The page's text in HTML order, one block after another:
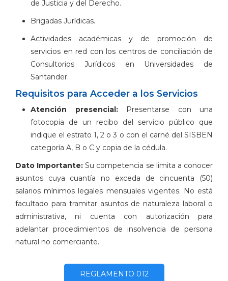
de Justicia y del Derecho.
Brigadas Jurídicas.
Actividades académicas y de promoción de
servicios en red con los centros de conciliación de
Consultorios Jurídicos en Universidades de
Santander.
Requisitos para Acceder a los Servicios
Atención presencial:
Presentarse con una
fotocopia de un recibo del servicio público que
indique el estrato 1, 2 o 3 o con el carné del SISBEN
categoría A, B o C y copia de la cédula.
Dato Importante: Su competencia se limita a conocer
asuntos cuya cuantía no exceda de cincuenta (50)
salarios mínimos legales mensuales vigentes. No está
facultado para tramitar asuntos de naturaleza laboral o
administrativa, ni cuenta con autorización para
adelantar procedimientos de insolvencia de persona
natural no comerciante.
REGLAMENTO 012